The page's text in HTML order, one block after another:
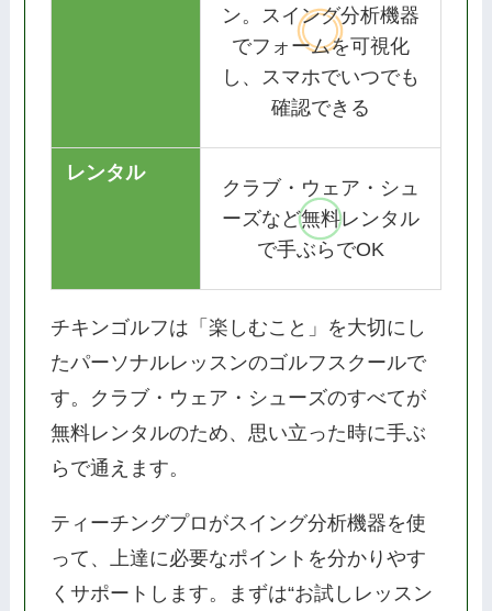
ン。スイング分析機器
でフォームを可視化
し、スマホでいつでも
確認できる
レンタル
クラブ・ウェア・シュ
ーズなど無料レンタル
で手ぶらでOK
チキンゴルフは「楽しむこと」を大切にし
たパーソナルレッスンのゴルフスクールで
す。クラブ・ウェア・シューズのすべてが
無料レンタルのため、思い立った時に手ぶ
らで通えます。
ティーチングプロがスイング分析機器を使
って、上達に必要なポイントを分かりやす
くサポートします。まずは“お試しレッスン